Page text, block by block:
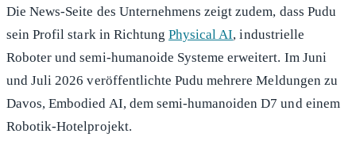
Die News-Seite des Unternehmens zeigt zudem, dass Pudu
sein Profil stark in RichtungPhysical AI, industrielle
Roboter und semi-humanoide Systeme erweitert. Im Juni
und Juli 2026 veröffentlichte Pudu mehrere Meldungen zu
Davos, Embodied AI, dem semi-humanoiden D7 und einem
Robotik-Hotelprojekt.